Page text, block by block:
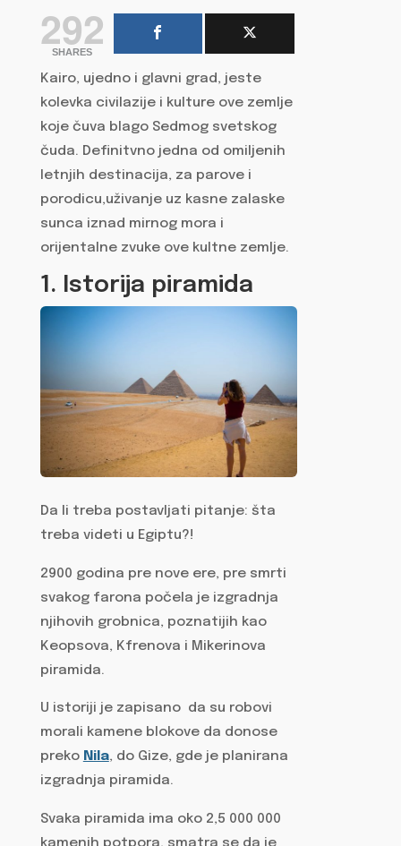
292
SHARES
Kairo, ujedno i glavni grad, jeste
kolevka civilazije i kulture ove zemlje
koje čuva blago Sedmog svetskog
čuda. Definitvno jedna od omiljenih
letnjih destinacija, za parove i
porodicu,uživanje uz kasne zalaske
sunca iznad mirnog mora i
orijentalne zvuke ove kultne zemlje.
1. Istorija piramida
Da li treba postavljati pitanje: šta
treba videti u Egiptu?!
2900 godina pre nove ere, pre smrti
svakog farona počela je izgradnja
njihovih grobnica, poznatijih kao
Keopsova, Kfrenova i Mikerinova
piramida.
U istoriji je zapisano da su robovi
morali kamene blokove da donose
preko Nila, do Gize, gde je planirana
izgradnja piramida.
Svaka piramida ima oko 2,5 000 000
kamenih potpora, smatra se da je